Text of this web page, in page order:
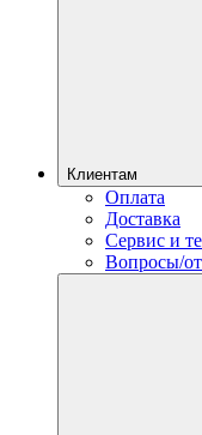
Клиентам
Оплата
Доставка
Сервис и
Вопросы/